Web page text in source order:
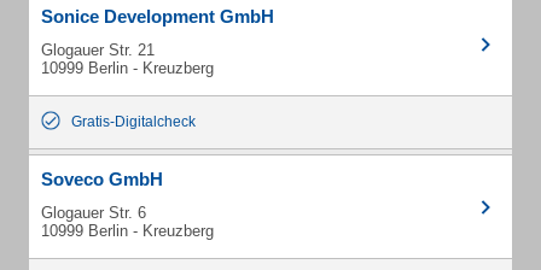
Sonice Development GmbH
Glogauer Str. 21
10999 Berlin - Kreuzberg
Gratis-Digitalcheck
Soveco GmbH
Glogauer Str. 6
10999 Berlin - Kreuzberg